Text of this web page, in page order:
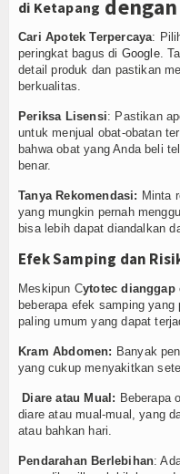
di Ketapang
Cari Apotek Terpercaya:
peringkat bagus di Google.
detail produk dan pastikan
berkualitas.
Periksa Lisensi: Pastikan
untuk menjual obat-obatan
bahwa obat yang Anda beli
benar.
Tanya Rekomendasi: Minta
yang mungkin pernah
bisa lebih dapat diandalkan
Efek Samping dan
Meskipun Cytotec dianggap
beberapa efek samping
paling umum yang dapat
Kram Abdomen: Banyak
yang cukup menyakitkan
Diare atau Mual: Beberapa
diare atau mual-mual, yang
atau bahkan hari.
Pendarahan Berlebihan: